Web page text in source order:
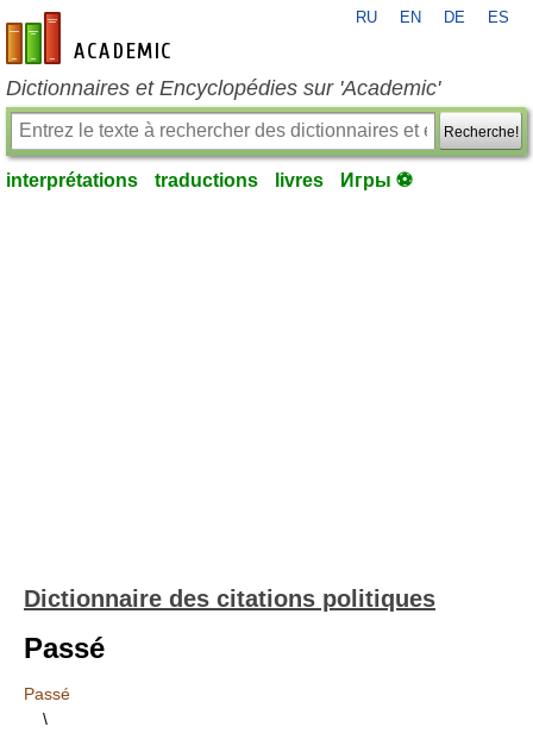
fr-academic.com
RU EN DE ES
Dictionnaires et Encyclopédies sur 'Academic'
Recherche!
interprétations traductions livres Игры ⚽
Dictionnaire des citations politiques
Passé
Passé
\